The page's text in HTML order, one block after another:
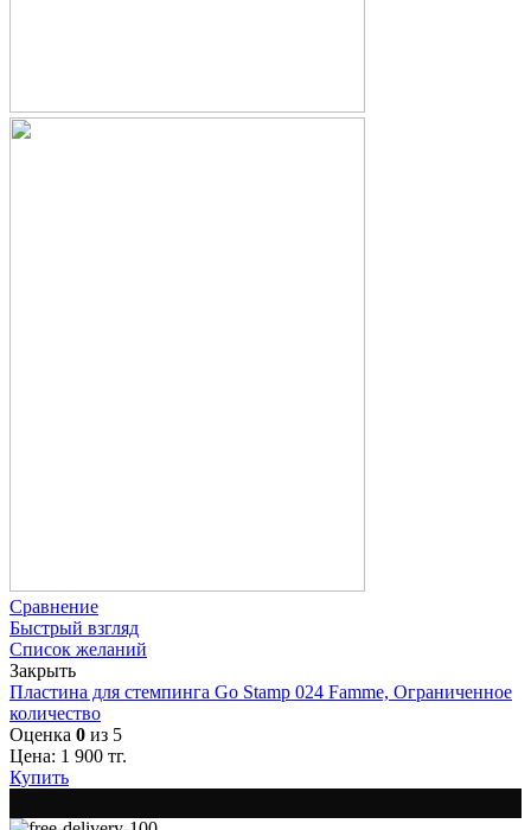
Сравнение
Быстрый взгляд
Список желаний
Закрыть
Пластина для стемпинга Go Stamp 024 Famme, Ограниченное
количество
Оценка 0 из 5
Цена: 1 900 тг.
Купить